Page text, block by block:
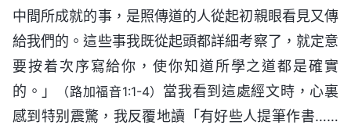
中間所成就的事，是照傳道的人從起初親眼看見又傳
給我們的。這些事我既從起頭都詳細考察了，就定意
要按着次序寫給你，使你知道所學之道都是確實
的。」
（路加福音1:1-4） 當我看到這處經文時，心裏
感到特别震驚，我反覆地讀「有好些人提筆作書……